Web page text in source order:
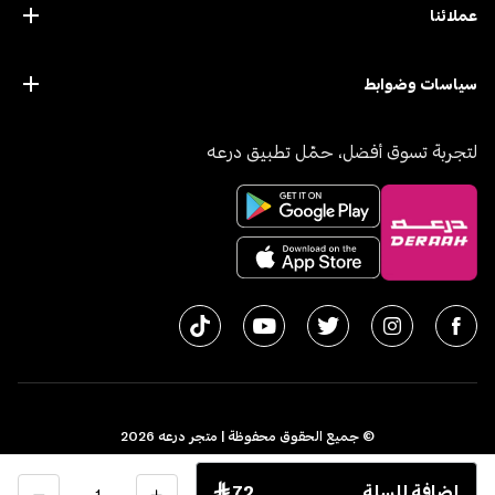
الكمية
عملائنا
سياسات وضوابط
لتجربة تسوق أفضل، حمّل تطبيق درعه
© جميع الحقوق محفوظة | متجر درعه 2026
سجل تجاري 1010611077 - الرقم الضريبي 300055804900003